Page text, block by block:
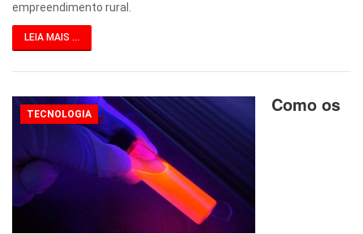
empreendimento rural.
LEIA MAIS ...
TECNOLOGIA Como os